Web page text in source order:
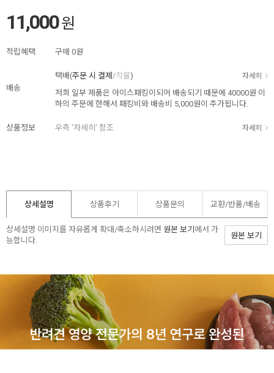
11,000원
적립혜택 구매 0원
배송
택배(주문 시 결제 /착불) 자세히
저희 일부 제품은 아이스패킹이되어 배송되기 때문에 40000원 이
하의 주문에 한해서 패킹비와 배송비 5,000원이 추가됩니다.
상품정보 우측 '자세히' 참조 자세히
상세설명 상품후기 상품문의 교환/반품/배송
상세설명 이미지를 자유롭게 확대/축소하시려면 원본 보기 에서 가
능합니다.
원본 보기